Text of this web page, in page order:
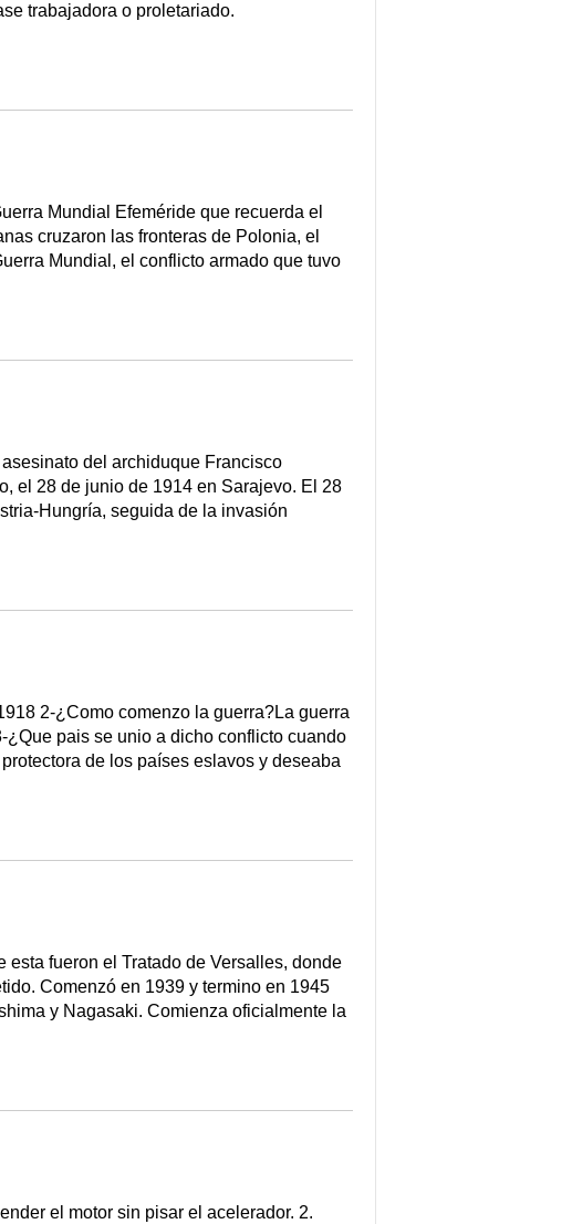
trabajadora o proletariado.
Mundial Efeméride que recuerda el
cruzaron las fronteras de Polonia, el
Mundial, el conflicto armado que tuvo
del archiduque Francisco
el 28 de junio de 1914 en Sarajevo. El 28
Hungría, seguida de la invasión
2-¿Como comenzo la guerra?La guerra
pais se unio a dicho conflicto cuando
de los países eslavos y deseaba
fueron el Tratado de Versalles, donde
Comenzó en 1939 y termino en 1945
y Nagasaki. Comienza oficialmente la
el motor sin pisar el acelerador. 2.